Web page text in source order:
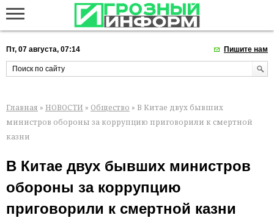
Пт, 07 августа, 07:14 Пишите нам
Главная » НОВОСТИ » Общество » В Китае двух бывших
министров обороны за коррупцию приговорили к смертной
казни
В Китае двух бывших министров
обороны за коррупцию
приговорили к смертной казни